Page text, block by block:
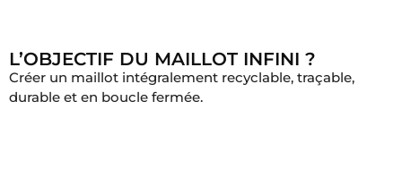
L’OBJECTIF DU MAILLOT INFINI ?
Créer un maillot intégralement recyclable, traçable,
durable et en boucle fermée.